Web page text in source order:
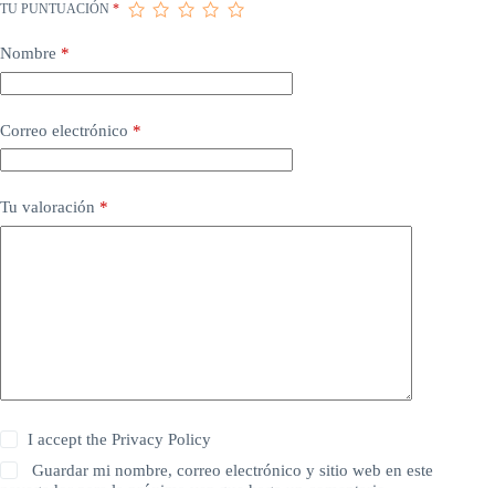
TU PUNTUACIÓN *
Nombre *
Correo electrónico *
Tu valoración *
I accept thePrivacy Policy
Guardar mi nombre, correo electrónico y sitio web en este